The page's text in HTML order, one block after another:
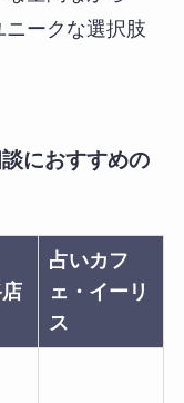
ニークな選択肢
におすすめの
占いカフ
ェ・イーリ
ス